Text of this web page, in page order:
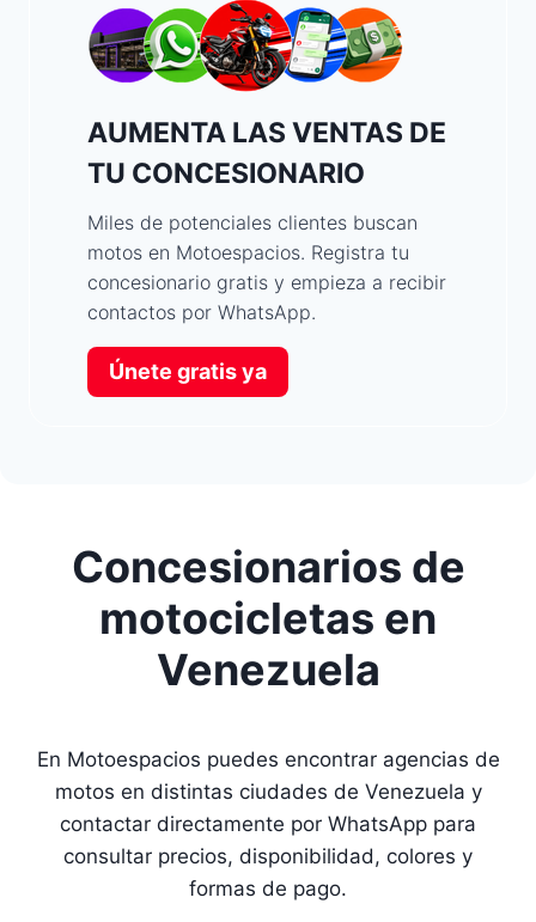
AUMENTA LAS VENTAS DE
TU CONCESIONARIO
Miles de potenciales clientes buscan
motos en Motoespacios. Registra tu
concesionario gratis y empieza a recibir
contactos por WhatsApp.
Únete gratis ya
Concesionarios de
motocicletas en
Venezuela
En Motoespacios puedes encontrar agencias de
motos en distintas ciudades de Venezuela y
contactar directamente por WhatsApp para
consultar precios, disponibilidad, colores y
formas de pago.